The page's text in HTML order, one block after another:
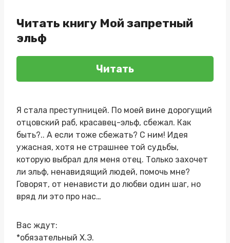
Читать книгу Мой запретный
эльф
Читать
Я стала преступницей. По моей вине дорогущий
отцовский раб, красавец-эльф, сбежал. Как
быть?.. А если тоже сбежать? С ним! Идея
ужасная, хотя не страшнее той судьбы,
которую выбрал для меня отец. Только захочет
ли эльф, ненавидящий людей, помочь мне?
Говорят, от ненависти до любви один шаг, но
вряд ли это про нас…
Вас ждут:
*обязательный Х.Э.